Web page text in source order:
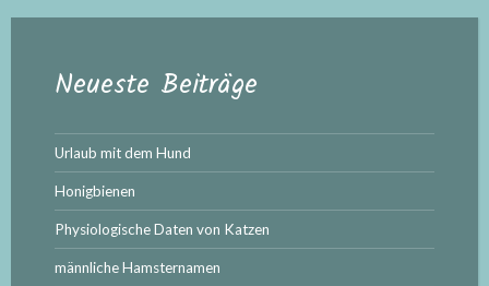
Neueste Beiträge
Urlaub mit dem Hund
Honigbienen
Physiologische Daten von Katzen
männliche Hamsternamen